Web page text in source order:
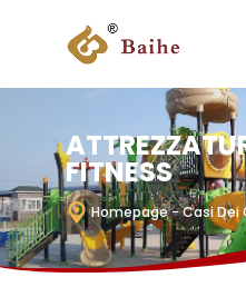
FITNESS
Homepage- Casi Dei
Fitness